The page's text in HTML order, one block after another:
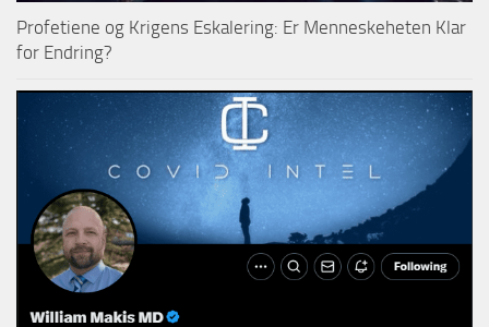
Profetiene og Krigens Eskalering: Er Menneskeheten Klar
for Endring?